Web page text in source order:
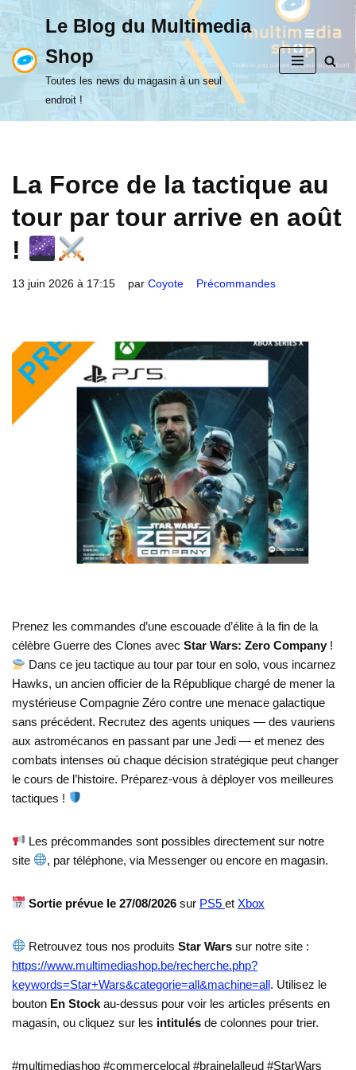
au
contenu
Le Blog du Multimedia
Shop
Toutes les news du magasin à un seul
endroit !
La Force de la tactique au
tour par tour arrive en août
!
13 juin 2026 à 17:15 par Coyote Précommandes
Prenez les commandes d’une escouade d’élite à la fin de la
célèbre Guerre des Clones avec Star Wars: Zero Company !
Dans ce jeu tactique au tour par tour en solo, vous incarnez
Hawks, un ancien officier de la République chargé de mener la
mystérieuse Compagnie Zéro contre une menace galactique
sans précédent. Recrutez des agents uniques — des vauriens
aux astromécanos en passant par une Jedi — et menez des
combats intenses où chaque décision stratégique peut changer
le cours de l’histoire. Préparez-vous à déployer vos meilleures
tactiques !
Les précommandes sont possibles directement sur notre
site
, par téléphone, via Messenger ou encore en magasin.
Sortie prévue le 27/08/2026 sur PS5etXbox
Retrouvez tous nos produitsStar Wars sur notre site :
https://www.multimediashop.be/recherche.php?
keywords=Star+Wars&categorie=all&machine=all. Utilisez le
bouton En Stock au-dessus pour voir les articles présents en
magasin, ou cliquez sur les intitulés de colonnes pour trier.
#multimediashop #commercelocal #brainelalleud #StarWars